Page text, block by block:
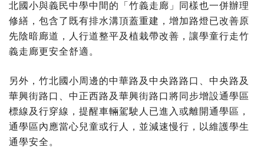
北國小與義民中學中間的「竹義走廊」同樣也一併辦理
修繕，包含了既有排水溝頂蓋重建，增加路燈已改善原
先陰暗廊道，人行道整平及植栽帶改善，讓學童行走竹
義走廊更安全舒適。
另外，竹北國小周邊的中華路及中央路路口、中央路及
華興街路口、中正西路及華興街路口將同步增設通學區
標線及行穿線，提醒車輛駕駛人已進入或離開通學區，
通學區內應當心兒童或行人，並減速慢行，以維護學生
通學安全。